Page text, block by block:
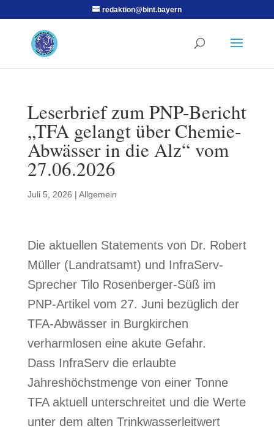
redaktion@bint.bayern
Leserbrief zum PNP-Bericht
„TFA gelangt über Chemie-
Abwässer in die Alz“ vom
27.06.2026
Juli 5, 2026 | Allgemein
Die aktuellen Statements von Dr. Robert
Müller (Landratsamt) und InfraServ-
Sprecher Tilo Rosenberger-Süß im
PNP-Artikel vom 27. Juni bezüglich der
TFA-Abwässer in Burgkirchen
verharmlosen eine akute Gefahr.
Dass InfraServ die erlaubte
Jahreshöchstmenge von einer Tonne
TFA aktuell unterschreitet und die Werte
unter dem alten Trinkwasserleitwert